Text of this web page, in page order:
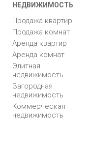
НЕДВИЖИМОСТЬ
Продажа квартир
Продажа комнат
Аренда квартир
Аренда комнат
Элитная
недвижимость
Загородная
недвижимость
Коммерческая
недвижимость